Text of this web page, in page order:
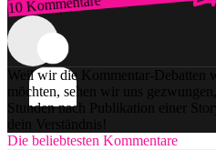
Zum Login
Weil wir die Kommentar-Debatten
möchten, sehen wir uns
Stunden nach Publikation einer
dein Verständnis!
Die beliebtesten Kommentare